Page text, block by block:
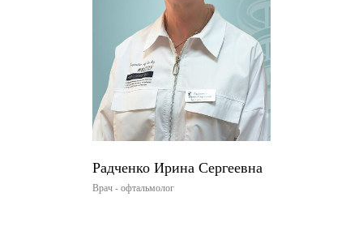
Радченко Ирина Сергеевна
Врач - офтальмолог